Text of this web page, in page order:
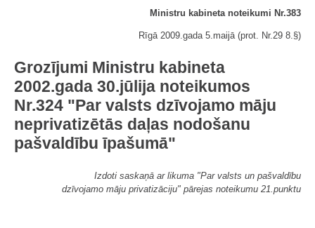
Ministru kabineta noteikumi Nr.383
Rīgā 2009.gada 5.maijā (prot. Nr.29 8.§)
Grozījumi Ministru kabineta
2002.gada 30.jūlija noteikumos
Nr.324 "Par valsts dzīvojamo māju
neprivatizētās daļas nodošanu
pašvaldību īpašumā"
Izdoti saskaņā ar likuma "Par valsts un pašvaldību
dzīvojamo māju privatizāciju" pārejas noteikumu 21.punktu